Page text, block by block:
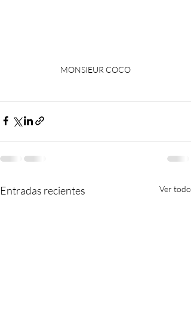
MONSIEUR COCO
Entradas recientes Ver todo